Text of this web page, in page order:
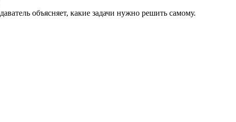
объясняет, какие задачи нужно решить самому.